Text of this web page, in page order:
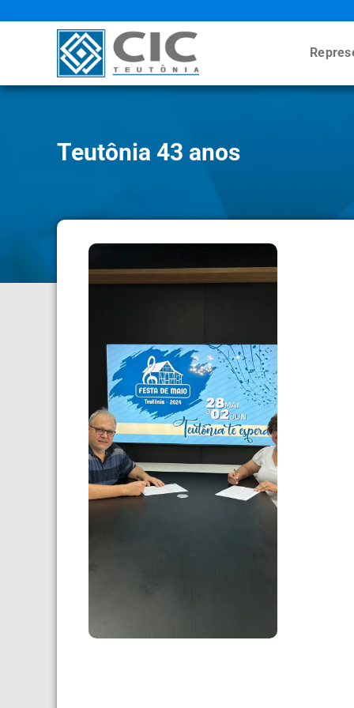
Teutônia 43 anos